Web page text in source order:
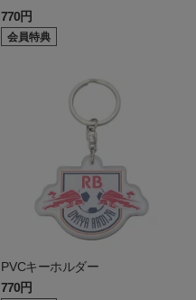
770円
会員特典
PVCキーホルダー
770円